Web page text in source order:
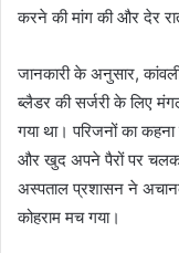
करने की मांग की और देर
जानकारी के अनुसार,
ब्लैडर की सर्जरी के लिए
गया था। परिजनों का
और खुद अपने पैरों पर
अस्पताल प्रशासन ने
कोहराम मच गया।